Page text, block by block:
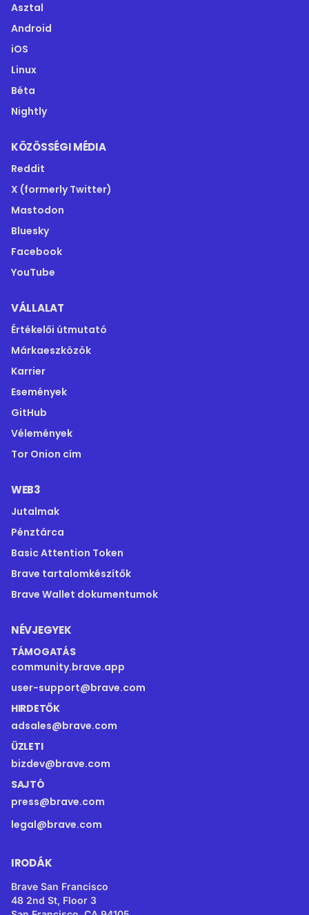
Asztal
Android
iOS
Linux
Béta
Nightly
KÖZÖSSÉGI MÉDIA
Reddit
X (formerly Twitter)
Mastodon
Bluesky
Facebook
YouTube
VÁLLALAT
Értékelői útmutató
Márkaeszközök
Karrier
Események
GitHub
Vélemények
Tor Onion cím
WEB3
Jutalmak
Pénztárca
Basic Attention Token
Brave tartalomkészítők
Brave Wallet dokumentumok
NÉVJEGYEK
TÁMOGATÁS
community.brave.app
user-support@brave.com
HIRDETŐK
adsales@brave.com
ÜZLETI
bizdev@brave.com
SAJTÓ
press@brave.com
legal@brave.com
IRODÁK
Brave San Francisco
48 2nd St, Floor 3